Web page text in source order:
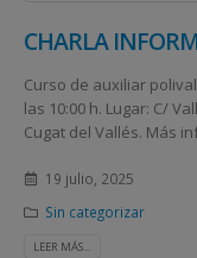
CHARLA
Curso de auxiliar
las 10:00 h. Lugar: C/
Cugat del Vallés. Más
19 julio, 2025
Sin categorizar
LEER MÁS...